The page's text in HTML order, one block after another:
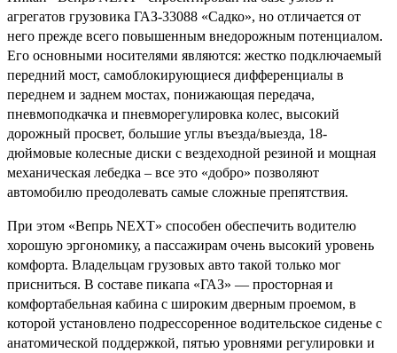
агрегатов грузовика ГАЗ-33088 «Садко», но отличается от
него прежде всего повышенным внедорожным потенциалом.
Его основными носителями являются: жестко подключаемый
передний мост, самоблокирующиеся дифференциалы в
переднем и заднем мостах, понижающая передача,
пневмоподкачка и пневморегулировка колес, высокий
дорожный просвет, большие углы въезда/выезда, 18-
дюймовые колесные диски с вездеходной резиной и мощная
механическая лебедка – все это «добро» позволяют
автомобилю преодолевать самые сложные препятствия.
При этом «Вепрь NEXT» способен обеспечить водителю
хорошую эргономику, а пассажирам очень высокий уровень
комфорта. Владельцам грузовых авто такой только мог
присниться. В составе пикапа «ГАЗ» — просторная и
комфортабельная кабина с широким дверным проемом, в
которой установлено подрессоренное водительское сиденье с
анатомической поддержкой, пятью уровнями регулировки и